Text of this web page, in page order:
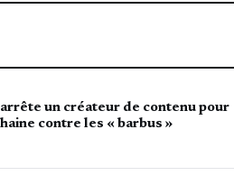
un créateur de contenu pour
contre les « barbus »